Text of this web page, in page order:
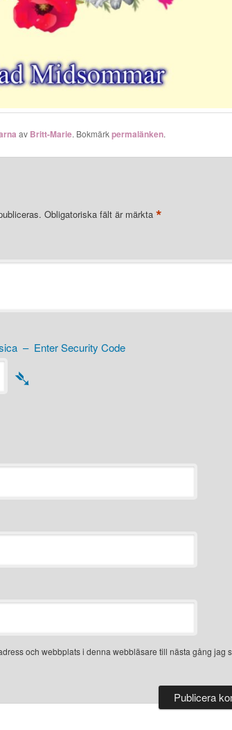
av Britt-Marie. Bokmärkpermalänken.
Obligatoriska fält är märkta *
– Enter Security Code
➴
och webbplats i denna webbläsare till nästa gång jag